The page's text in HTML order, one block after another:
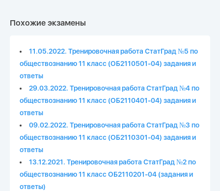
Похожие экзамены
11.05.2022. Тренировочная работа СтатГрад №5 по
обществознанию 11 класс (ОБ2110501-04) задания и
ответы
29.03.2022. Тренировочная работа СтатГрад №4 по
обществознанию 11 класс (ОБ2110401-04) задания и
ответы
09.02.2022. Тренировочная работа СтатГрад №3 по
обществознанию 11 класс (ОБ2110301-04) задания и
ответы
13.12.2021. Тренировочная работа СтатГрад №2 по
обществознанию 11 класс ОБ2110201-04 (задания и
ответы)